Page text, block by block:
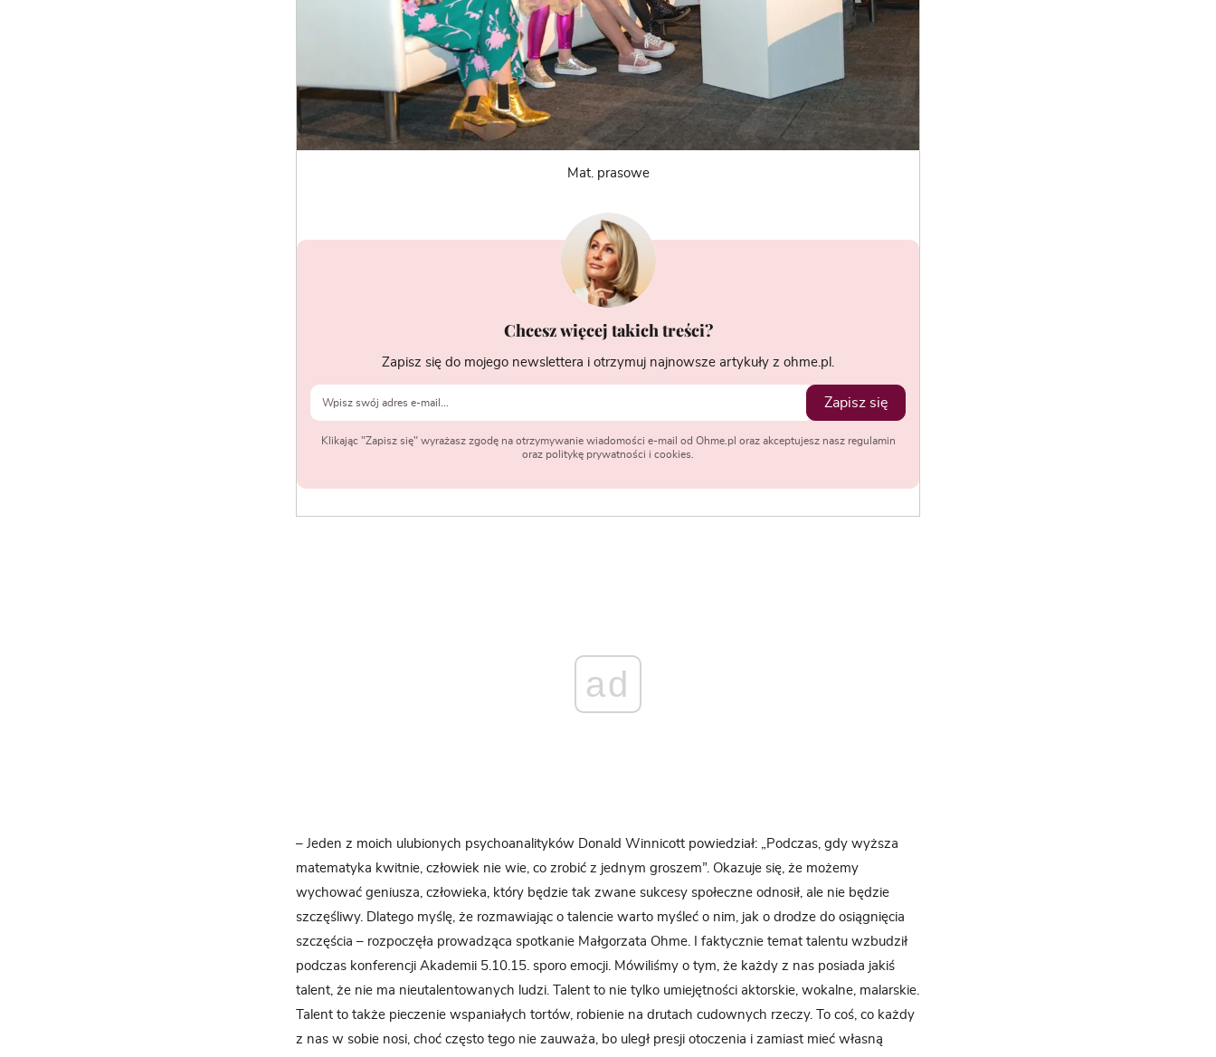
Mat. prasowe
Chcesz więcej takich treści?
Zapisz się do mojego newslettera i otrzymuj najnowsze artykuły z ohme.pl.
Zapisz się
Klikając "Zapisz się" wyrażasz zgodę na otrzymywanie wiadomości e-mail od Ohme.pl oraz akceptujesz nasz regulamin
oraz politykę prywatności i cookies.
ad
– Jeden z moich ulubionych psychoanalityków Donald Winnicott powiedział: „Podczas, gdy wyższa
matematyka kwitnie, człowiek nie wie, co zrobić z jednym groszem”. Okazuje się, że możemy
wychować geniusza, człowieka, który będzie tak zwane sukcesy społeczne odnosił, ale nie będzie
szczęśliwy. Dlatego myślę, że rozmawiając o talencie warto myśleć o nim, jak o drodze do osiągnięcia
szczęścia – rozpoczęła prowadząca spotkanie Małgorzata Ohme. I faktycznie temat talentu wzbudził
podczas konferencji Akademii 5.10.15. sporo emocji. Mówiliśmy o tym, że każdy z nas posiada jakiś
talent, że nie ma nieutalentowanych ludzi. Talent to nie tylko umiejętności aktorskie, wokalne, malarskie.
Talent to także pieczenie wspaniałych tortów, robienie na drutach cudownych rzeczy. To coś, co każdy
z nas w sobie nosi, choć często tego nie zauważa, bo uległ presji otoczenia i zamiast mieć własną